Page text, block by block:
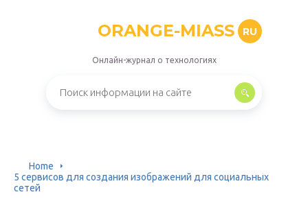
ORANGE-MIASS RU
Онлайн-журнал о технологиях
Home
5 сервисов для создания изображений для социальных
сетей